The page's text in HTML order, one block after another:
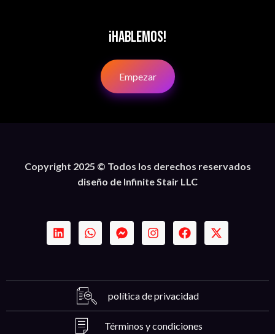
¡Hablemos!
Empezar
Copyright 2025 © Todos los derechos reservados
diseño de Infinite Stair LLC
política de privacidad
Términos y condiciones